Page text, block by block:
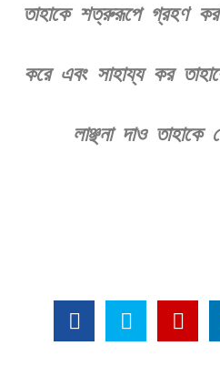
তাহাকে শত্রুরূপে গ্রহণ
করে এবং সাহায্য কর
লাঞ্ছনা দাও তাহাকে